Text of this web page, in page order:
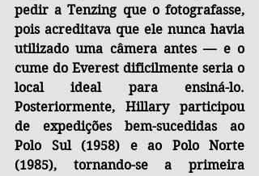
pedir a Tenzing que o fotografasse,
pois acreditava que ele nunca havia
utilizado uma câmera antes — e o
cume do Everest dificilmente seria o
local ideal para ensiná-lo.
Posteriormente, Hillary participou
de expedições bem-sucedidas ao
Polo Sul (1958) e ao Polo Norte
(1985), tornando-se a primeira